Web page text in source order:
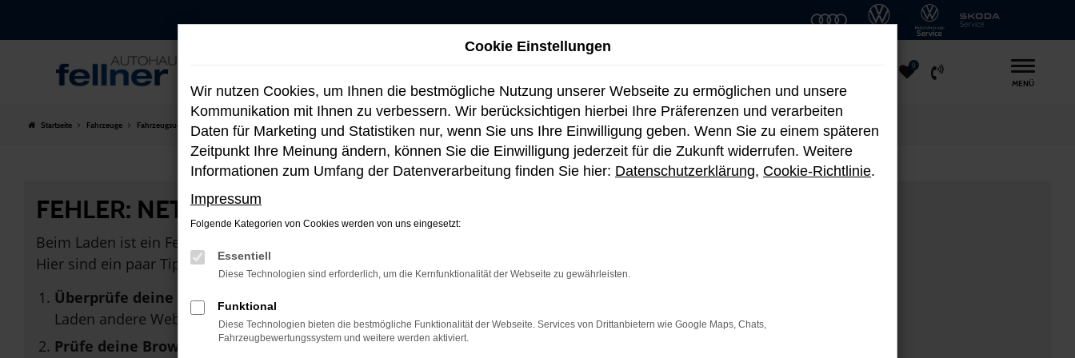
Hauptinhalt
MENÜ
0
Startseite Fahrzeuge Fahrzeugsuche
FEHLER: NETWORK ERROR
Beim Laden ist ein Fehler aufgetreten.
Hier sind ein paar Tipps, die dir helfen können:
Überprüfe deine Firewall und deine Internetverbindung.
Laden andere Webseiten, zum Beispiel deine Suchmaschine?
Prüfe deine Browsererweiterungen.
Cookie Einstellungen
Wir nutzen Cookies, um Ihnen die bestmögliche Nutzung unserer Webseite zu ermöglichen und unsere
Kommunikation mit Ihnen zu verbessern. Wir berücksichtigen hierbei Ihre Präferenzen und verarbeiten
Daten für Marketing und Statistiken nur, wenn Sie uns Ihre Einwilligung geben. Wenn Sie zu einem späteren
Zeitpunkt Ihre Meinung ändern, können Sie die Einwilligung jederzeit für die Zukunft widerrufen. Weitere
Informationen zum Umfang der Datenverarbeitung finden Sie hier: Datenschutzerklärung, Cookie-Richtlinie.
Impressum
Folgende Kategorien von Cookies werden von uns eingesetzt:
Essentiell
Diese Technologien sind erforderlich, um die Kernfunktionalität der Webseite zu gewährleisten.
Funktional
Diese Technologien bieten die bestmögliche Funktionalität der Webseite. Services von Drittanbietern wie Google Maps, Chats,
Fahrzeugbewertungssystem und weitere werden aktiviert.